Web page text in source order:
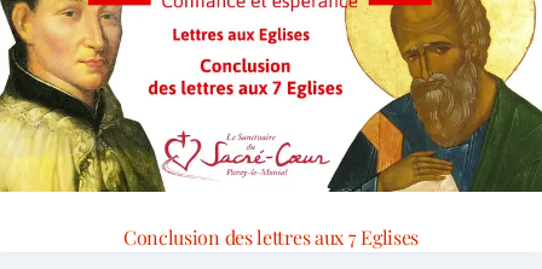
Conclusion des lettres aux 7 Eglises